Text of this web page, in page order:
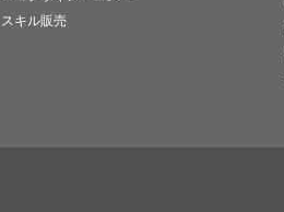
スキル販売